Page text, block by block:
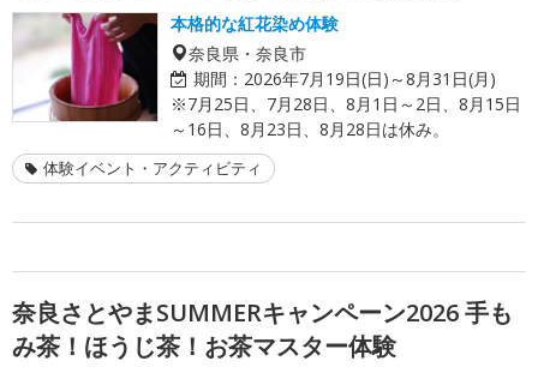
本格的な紅花染め体験
奈良県・奈良市
期間： 2026年7月19日(日)～8月31日(月)
※7月25日、7月28日、8月1日～2日、8月15日
～16日、8月23日、8月28日は休み。
体験イベント・アクティビティ
奈良さとやまSUMMERキャンペーン2026 手も
み茶！ほうじ茶！お茶マスター体験